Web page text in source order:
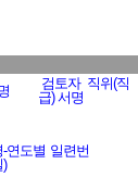
검토자  직위(직
급) 서명
-연도별 일련번
)